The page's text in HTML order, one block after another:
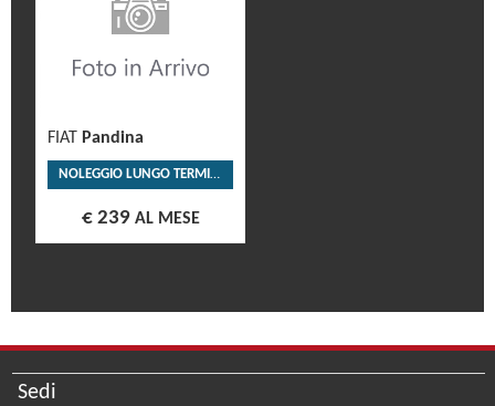
FIAT Pandina
NOLEGGIO LUNGO TERMINE
€ 239 AL MESE
Sedi